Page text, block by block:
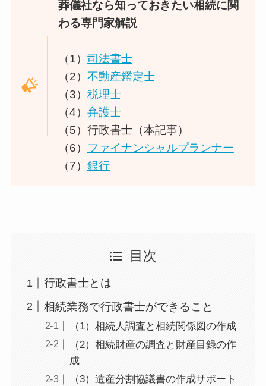
葬儀社なら知っておきたい相続に関
わる専門家解説
（1） 司法書士
（2） 不動産鑑定士
（3） 税理士
（4） 弁護士
（5）行政書士（本記事）
（6）
ファイナンシャルプランナー
（7） 銀行
目次
行政書士とは
相続業務で行政書士ができること
（1）相続人調査と相続関係図の作成
（2）相続財産の調査と財産目録の作
成
（3）遺産分割協議書の作成サポート